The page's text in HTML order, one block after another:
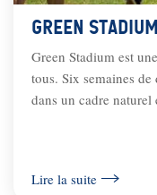
Green stadium
Green Stadium est
tous. Six semaines
dans un cadre
Lire la suite